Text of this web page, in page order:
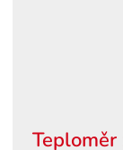
Teploměr